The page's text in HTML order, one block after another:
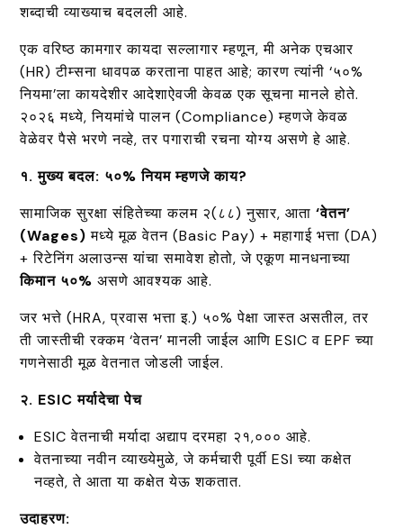
शब्दाची व्याख्याच बदलली आहे.
एक वरिष्ठ कामगार कायदा सल्लागार म्हणून, मी अनेक एचआर
(HR) टीम्सना धावपळ करताना पाहत आहे; कारण त्यांनी ‘५०%
नियमा’ला कायदेशीर आदेशाऐवजी केवळ एक सूचना मानले होते.
२०२६ मध्ये, नियमांचे पालन (Compliance) म्हणजे केवळ
वेळेवर पैसे भरणे नव्हे, तर पगाराची रचना योग्य असणे हे आहे.
१. मुख्य बदल: ५०% नियम म्हणजे काय?
सामाजिक सुरक्षा संहितेच्या कलम २(८८) नुसार, आता‘वेतन’
(Wages) मध्ये मूळ वेतन (Basic Pay) + महागाई भत्ता (DA)
+ रिटेनिंग अलाउन्स यांचा समावेश होतो, जे एकूण मानधनाच्या
किमान ५०% असणे आवश्यक आहे.
जर भत्ते (HRA, प्रवास भत्ता इ.) ५०% पेक्षा जास्त असतील, तर
ती जास्तीची रक्कम ‘वेतन’ मानली जाईल आणि ESIC व EPF च्या
गणनेसाठी मूळ वेतनात जोडली जाईल.
२. ESIC मर्यादेचा पेच
ESIC वेतनाची मर्यादा अद्याप दरमहा ₹२१,००० आहे.
वेतनाच्या नवीन व्याख्येमुळे, जे कर्मचारी पूर्वी ESI च्या कक्षेत
नव्हते, ते आता या कक्षेत येऊ शकतात.
उदाहरण: